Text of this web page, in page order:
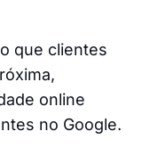
que clientes
online
no Google.